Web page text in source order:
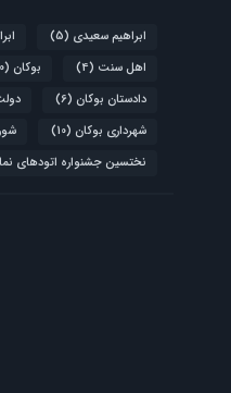
ابراهیم سعیدی (5)
اهل سنت (4) بوکان (50)
دادستان بوکان (6)
شهرداری بوکان (10)
نختسین جشنواره اتودهای